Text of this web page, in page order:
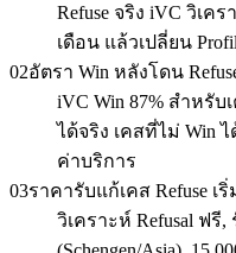
Refuse จริง iVC วิเค
เดือน แล้วเปลี่ยน
02อัตรา Win หลังโดน
iVC Win 87% สำหรั
ได้จริง เคสที่ไม่ Win
ค่าบริการ
03ราคารับแก้เคส Refuse เ
วิเคราะห์ Refusal ฟรี,